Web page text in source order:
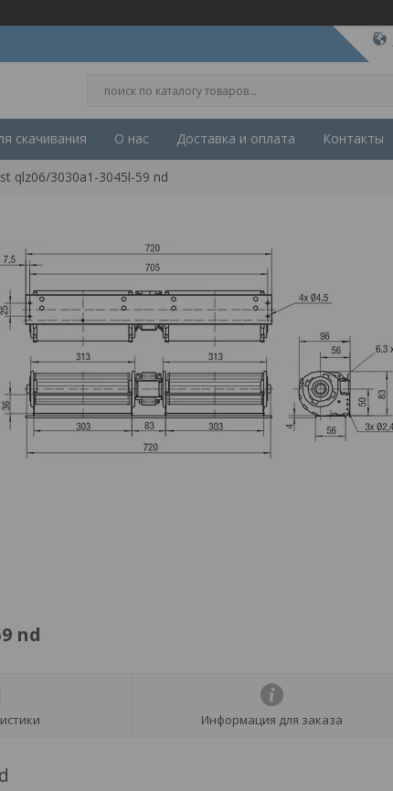
скачивания О нас Доставка и оплата Контакты
qlz06/3030a1-3045l-59 nd
nd
Информация для заказа